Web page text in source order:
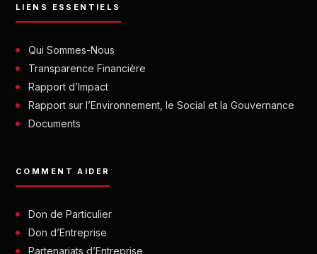
LIENS ESSENTIELS
Qui Sommes-Nous
Transparence Financière
Rapport d’Impact
Rapport sur l’Environnement, le Social et la Gouvernance
Documents
COMMENT AIDER
Don de Particulier
Don d’Entreprise
Partenariats d’Entreprise